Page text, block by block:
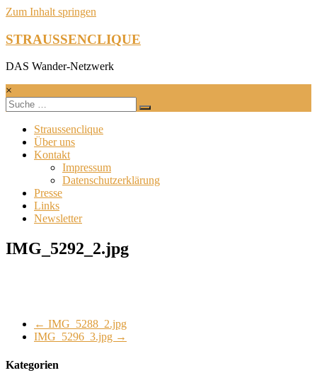
Zum Inhalt springen
STRAUSSENCLIQUE
DAS Wander-Netzwerk
×
Straussenclique
Über uns
Kontakt
Impressum
Datenschutzerklärung
Presse
Links
Newsletter
IMG_5292_2.jpg
← IMG_5288_2.jpg
IMG_5296_3.jpg →
Kategorien